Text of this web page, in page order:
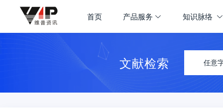
首页 产品服务 知识脉络
文献检索 任意